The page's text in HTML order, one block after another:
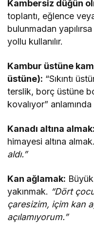
Kambersiz düğün
toplantı, eğlence
bulunmadan
yollu kullanılır.
Kambur üstüne
üstüne): “Sıkıntı
terslik, borç üstüne
kovalıyor” anlamında
Kanadı altına almak:
himayesi altına almak.
aldı.”
Kan ağlamak:
yakınmak. “Dört
çaresizim, içim kan
açılamıyorum.”